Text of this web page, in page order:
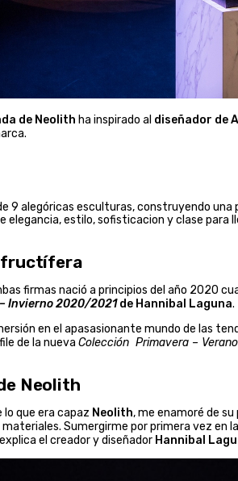
de Neolith ha inspirado al diseñador de
9 alegóricas esculturas, construyendo
elegancia, estilo, sofisticacion y clase para
fructífera
firmas nació a principios del año 2020
Invierno 2020/2021de Hannibal Laguna.
en el apasasionante mundo de las
de la nueva Colección Primavera –
Neolith
lo que era capaz Neolith, me enamoré de
materiales. Sumergirme por primera vez en
el creador y diseñador Hannibal